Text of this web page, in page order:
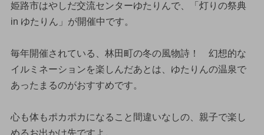
姫路市はやしだ交流センターゆたりんで、「灯りの祭典
in ゆたりん」が開催中です。
毎年開催されている、林田町の冬の風物詩！ 幻想的な
イルミネーションを楽しんだあとは、ゆたりんの温泉で
あったまるのがおすすめです。
心も体もポカポカになること間違いなしの、親子で楽し